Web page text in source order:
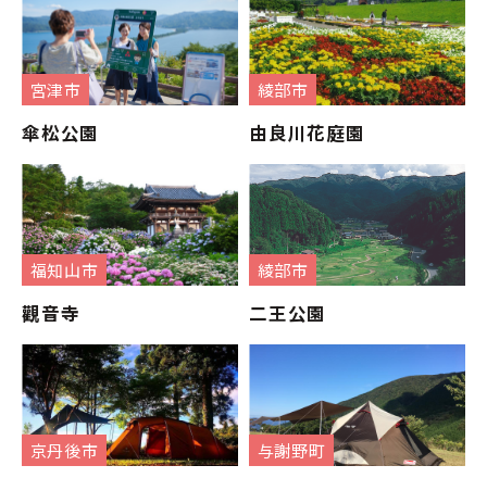
宮津市
傘松公園
綾部市
由良川花庭園
福知山市
觀音寺
綾部市
二王公園
京丹後市 与謝野町